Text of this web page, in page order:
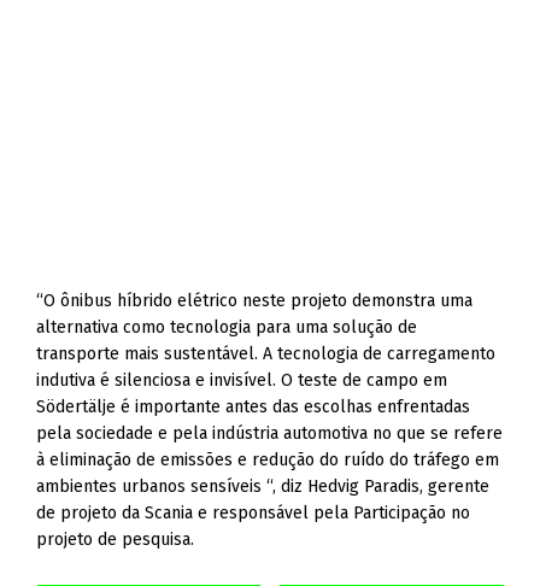
“O ônibus híbrido elétrico neste projeto demonstra uma
alternativa como tecnologia para uma solução de
transporte mais sustentável. A tecnologia de carregamento
indutiva é silenciosa e invisível. O teste de campo em
Södertälje é importante antes das escolhas enfrentadas
pela sociedade e pela indústria automotiva no que se refere
à eliminação de emissões e redução do ruído do tráfego em
ambientes urbanos sensíveis “, diz Hedvig Paradis, gerente
de projeto da Scania e responsável pela Participação no
projeto de pesquisa.